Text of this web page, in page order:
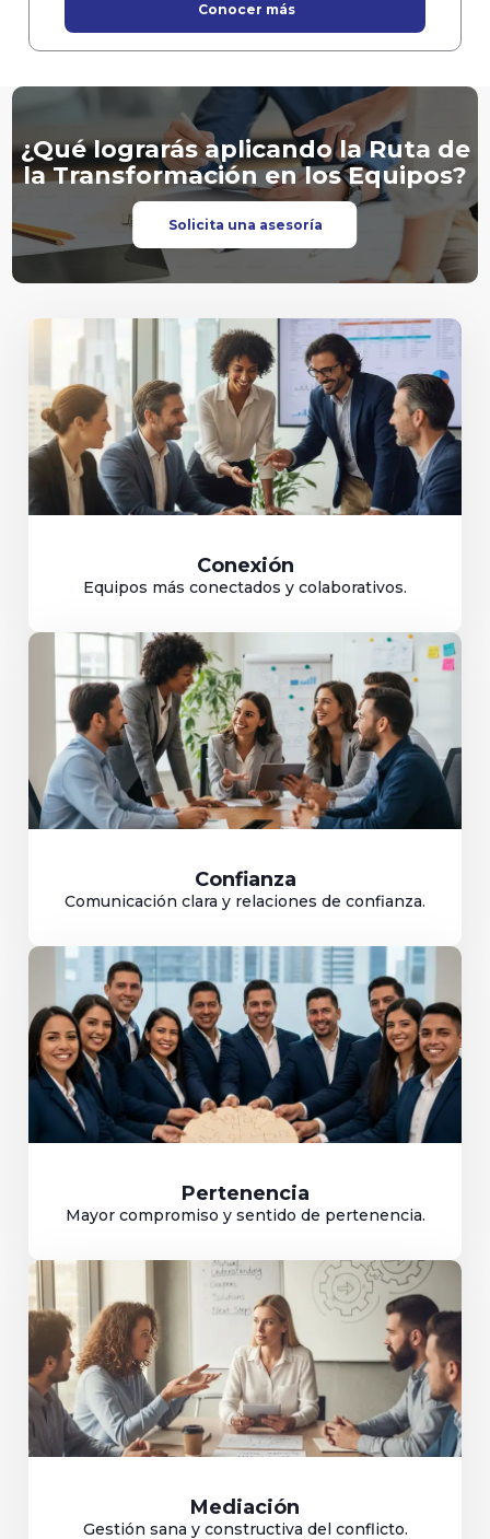
Conocer más
¿Qué lograrás aplicando la Ruta de
la Transformación en los Equipos?
Solicita una asesoría
Conexión
Equipos más conectados y colaborativos.
Confianza
Comunicación clara y relaciones de confianza.
Pertenencia
Mayor compromiso y sentido de pertenencia.
Mediación
Gestión sana y constructiva del conflicto.